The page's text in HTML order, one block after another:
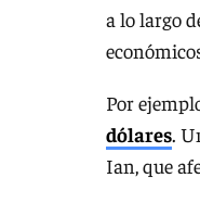
a lo largo
Por
dólares.
Ian, que